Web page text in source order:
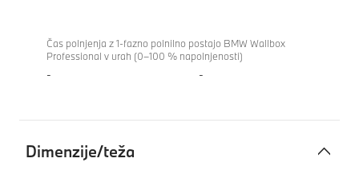
Čas polnjenja z 1-fazno polnilno postajo BMW Wallbox
Professional v urah (0–100 % napolnjenosti)
- -
Dimenzije/teža